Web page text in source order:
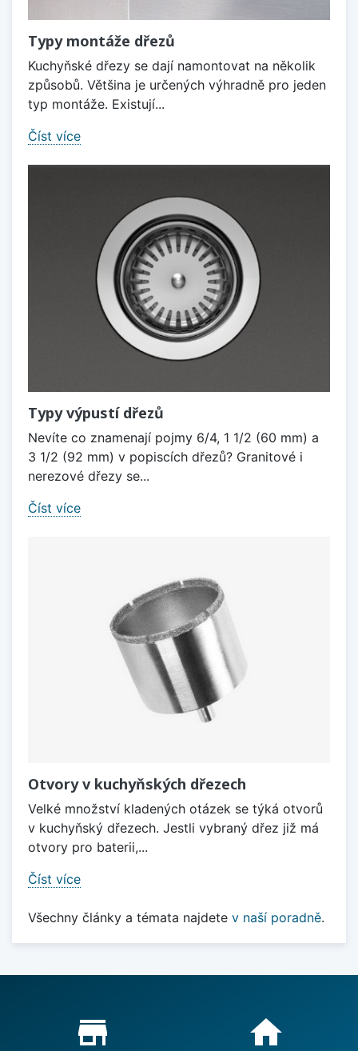
Typy montáže dřezů
Kuchyňské dřezy se dají namontovat na několik
způsobů. Většina je určených výhradně pro jeden
typ montáže. Existují...
Číst více
Typy výpustí dřezů
Nevíte co znamenají pojmy 6/4, 1 1/2 (60 mm) a
3 1/2 (92 mm) v popiscích dřezů? Granitové i
nerezové dřezy se...
Číst více
Otvory v kuchyňských dřezech
Velké množství kladených otázek se týká otvorů
v kuchyňský dřezech. Jestli vybraný dřez již má
otvory pro baterii,...
Číst více
Všechny články a témata najdete v naší poradně.
Proč nakupovat u nás?
store_mall_directory home